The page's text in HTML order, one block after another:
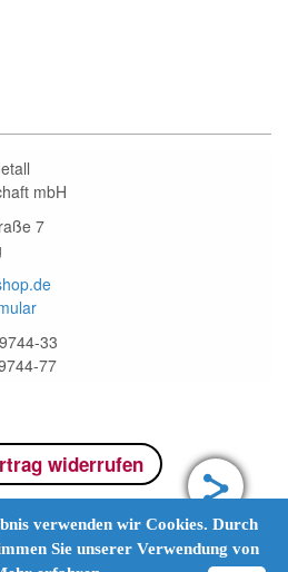
verwenden wir Cookies. Durch
Sie unserer Verwendung von
mbH
7
33
77
widerrufen